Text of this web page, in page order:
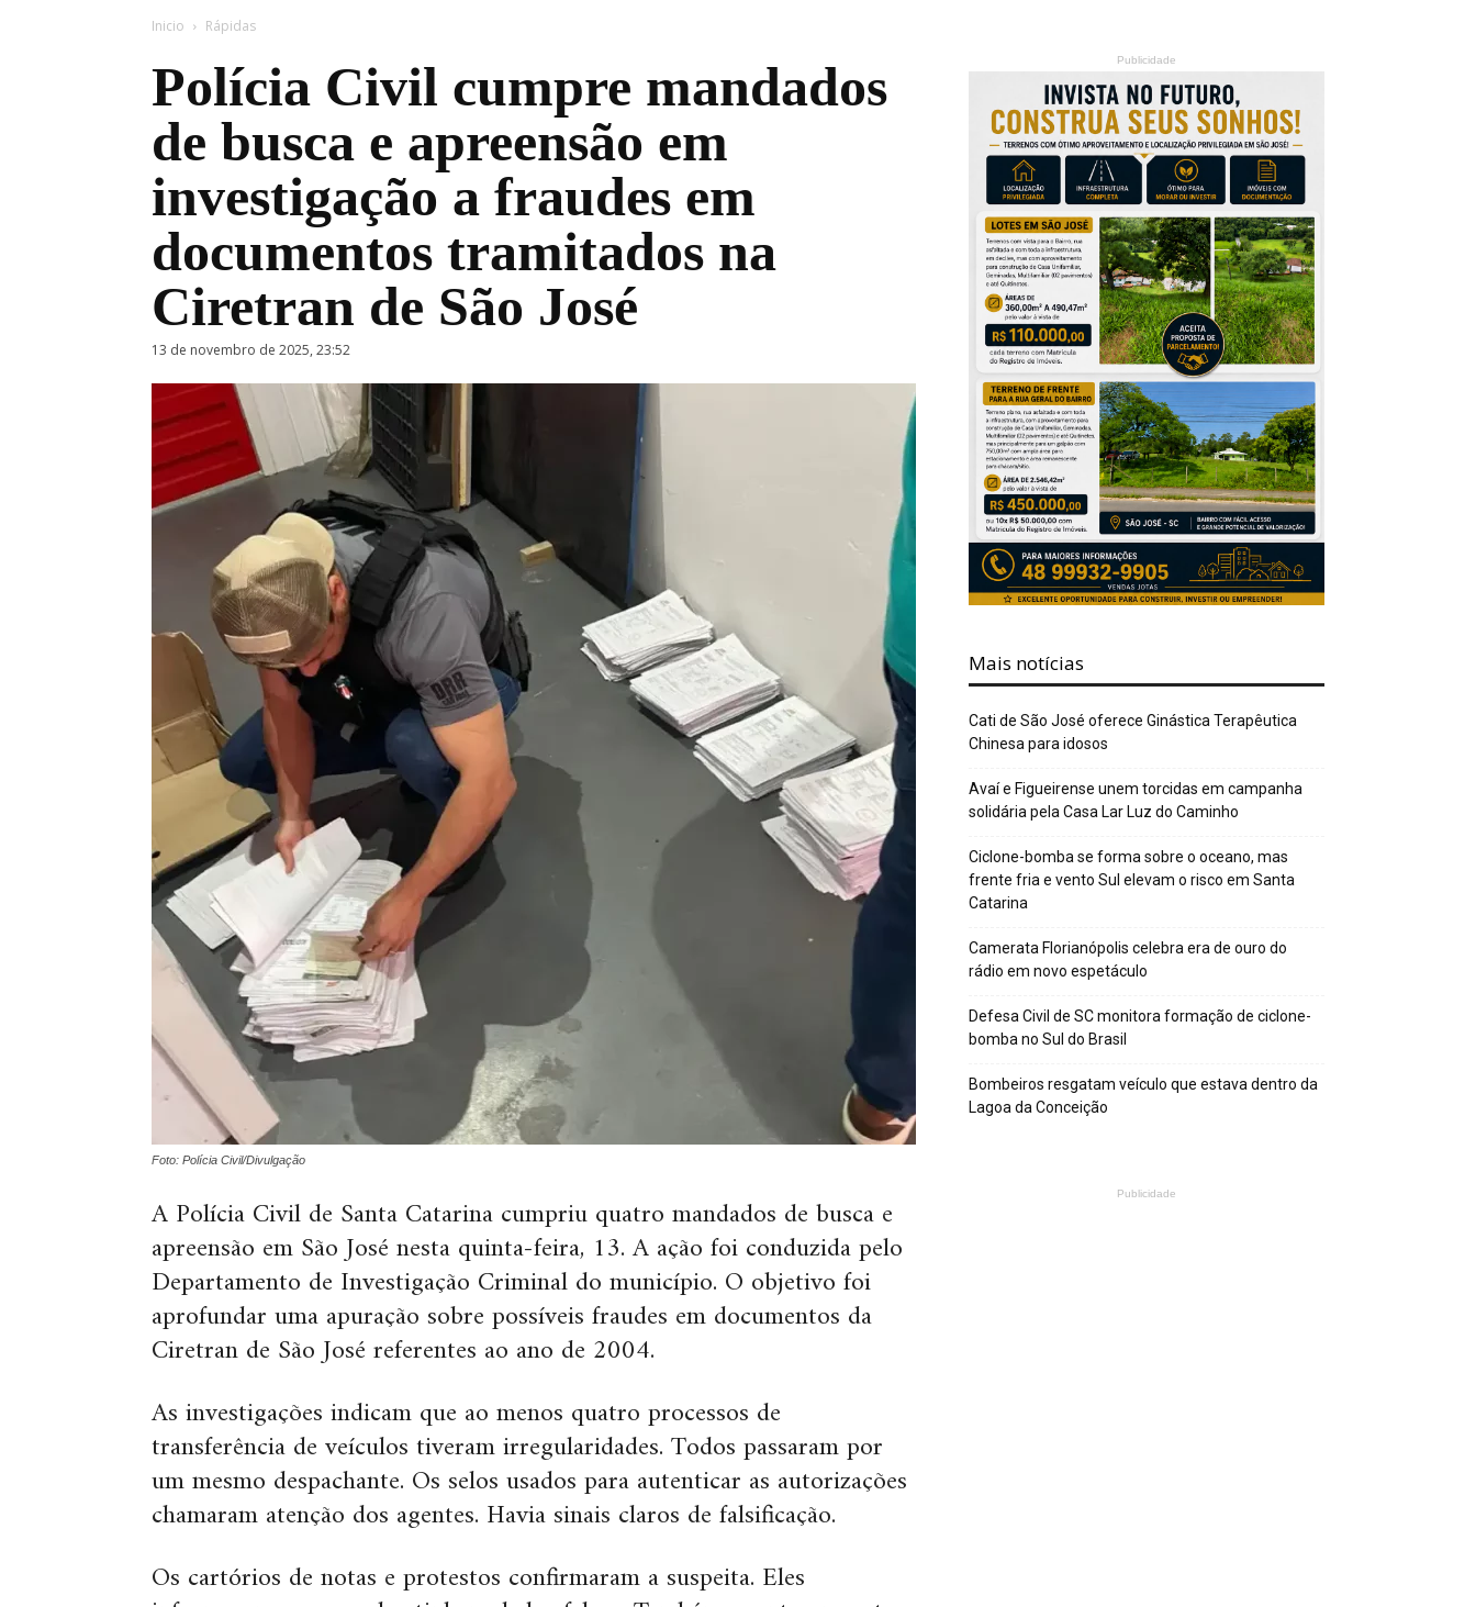
Inicio Rápidas
Polícia Civil cumpre mandados
de busca e apreensão em
investigação a fraudes em
documentos tramitados na
Ciretran de São José
13 de novembro de 2025, 23:52
Foto: Polícia Civil/Divulgação
A Polícia Civil de Santa Catarina cumpriu quatro mandados de busca e
apreensão em São José nesta quinta-feira, 13. A ação foi conduzida pelo
Departamento de Investigação Criminal do município. O objetivo foi
aprofundar uma apuração sobre possíveis fraudes em documentos da
Ciretran de São José referentes ao ano de 2004.
As investigações indicam que ao menos quatro processos de
transferência de veículos tiveram irregularidades. Todos passaram por
um mesmo despachante. Os selos usados para autenticar as autorizações
chamaram atenção dos agentes. Havia sinais claros de falsificação.
Os cartórios de notas e protestos confirmaram a suspeita. Eles
Publicidade
Mais notícias
Cati de São José oferece Ginástica Terapêutica
Chinesa para idosos
Avaí e Figueirense unem torcidas em campanha
solidária pela Casa Lar Luz do Caminho
Ciclone-bomba se forma sobre o oceano, mas
frente fria e vento Sul elevam o risco em Santa
Catarina
Camerata Florianópolis celebra era de ouro do
rádio em novo espetáculo
Defesa Civil de SC monitora formação de ciclone-
bomba no Sul do Brasil
Bombeiros resgatam veículo que estava dentro da
Lagoa da Conceição
Publicidade